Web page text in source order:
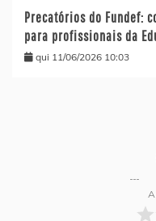
Precatórios do Fundef:
para profissionais da
qui 11/06/2026 10:03